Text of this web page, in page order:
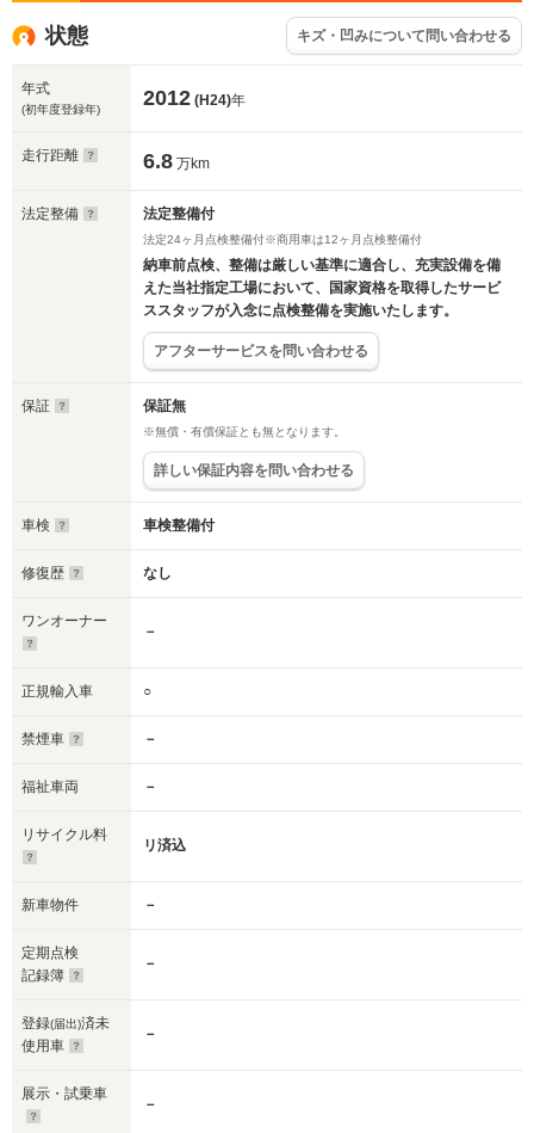
状態 キズ・凹みについて問い合わせる
年式
(初年度登録年) 2012 (H24)年
走行距離 6.8 万km
法定整備 法定整備付
法定24ヶ月点検整備付※商用車は12ヶ月点検整備付
納車前点検、整備は厳しい基準に適合し、充実設備を備
えた当社指定工場において、国家資格を取得したサービ
ススタッフが入念に点検整備を実施いたします。
アフターサービスを問い合わせる
保証 保証無
※無償・有償保証とも無となります。
詳しい保証内容を問い合わせる
車検 車検整備付
修復歴 なし
ワンオーナー
－
正規輸入車 ○
禁煙車 －
福祉車両 －
リサイクル料
リ済込
新車物件 －
定期点検
記録簿
－
登録(届出)済未
使用車
－
展示・試乗車
－